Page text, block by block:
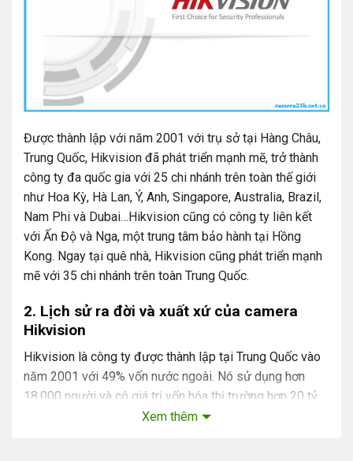
Được thành lập với năm 2001 với trụ sở tại Hàng Châu,
Trung Quốc, Hikvision đã phát triển mạnh mẽ, trở thành
công ty đa quốc gia với 25 chi nhánh trên toàn thế giới
như Hoa Kỳ, Hà Lan, Ý, Anh, Singapore, Australia, Brazil,
Nam Phi và Dubai…Hikvision cũng có công ty liên kết
với Ấn Độ và Nga, một trung tâm bảo hành tại Hồng
Kong. Ngay tại quê nhà, Hikvision cũng phát triển mạnh
mẽ với 35 chi nhánh trên toàn Trung Quốc.
2. Lịch sử ra đời và xuất xứ của camera
Hikvision
Hikvision là công ty được thành lập tại Trung Quốc vào
năm 2001 với 49% vốn nước ngoài. Nó sử dụng hơn
18.000 người và có giá trị vốn hóa thị trường hơn 20 tỷ
USD (số liệu chính thức từ năm 2016).
Xem thêm